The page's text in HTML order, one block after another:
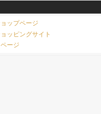
ップページ
ッピングサイト
ージ